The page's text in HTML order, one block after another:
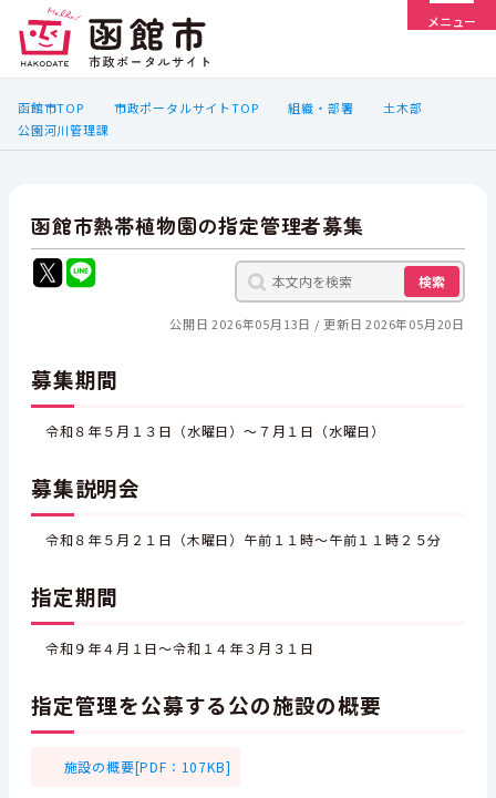
メニュー
函館市TOP 市政ポータルサイトTOP 組織・部署
土木部
公園河川管理課
函館市熱帯植物園の指定管理者募集
検索
公開日 2026年05月13日 更新日 2026年05月20日
募集期間
令和８年５月１３日（水曜日）～７月１日（水曜日）
募集説明会
令和８年５月２１日（木曜日）午前１１時～午前１１時２５分
指定期間
令和９年４月１日～令和１４年３月３１日
指定管理を公募する公の施設の概要
施設の概要[PDF：107KB]